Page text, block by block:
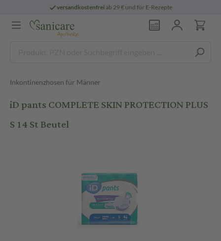
versandkostenfreiab 29 € und für E-Rezepte
Inkontinenzhosen für Männer
iD pants COMPLETE SKIN PROTECTION PLUS
S 14 St Beutel